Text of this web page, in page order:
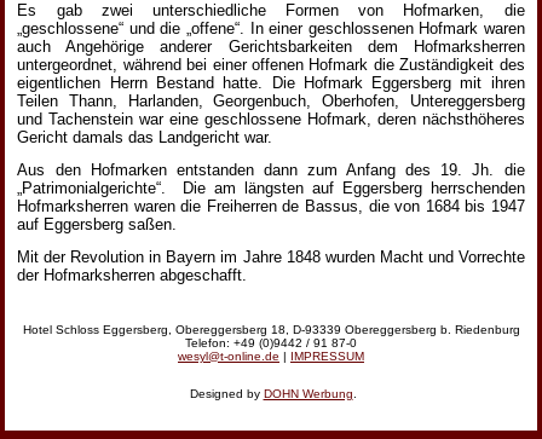
Es gab zwei unterschiedliche Formen von Hofmarken, die
„geschlossene“ und die „offene“. In einer geschlossenen Hofmark waren
auch Angehörige anderer Gerichtsbarkeiten dem Hofmarksherren
untergeordnet, während bei einer offenen Hofmark die Zuständigkeit des
eigentlichen Herrn Bestand hatte. Die Hofmark Eggersberg mit ihren
Teilen Thann, Harlanden, Georgenbuch, Oberhofen, Untereggersberg
und Tachenstein war eine geschlossene Hofmark, deren nächsthöheres
Gericht damals das Landgericht war.
Aus den Hofmarken entstanden dann zum Anfang des 19. Jh. die
„Patrimonialgerichte“. Die am längsten auf Eggersberg herrschenden
Hofmarksherren waren die Freiherren de Bassus, die von 1684 bis 1947
auf Eggersberg saßen.
Mit der Revolution in Bayern im Jahre 1848 wurden Macht und Vorrechte
der Hofmarksherren abgeschafft.
Hotel Schloss Eggersberg, Obereggersberg 18, D-93339 Obereggersberg b. Riedenburg
Telefon: +49 (0)9442 / 91 87-0
wesyl@t-online.de | IMPRESSUM
Designed by DOHN Werbung